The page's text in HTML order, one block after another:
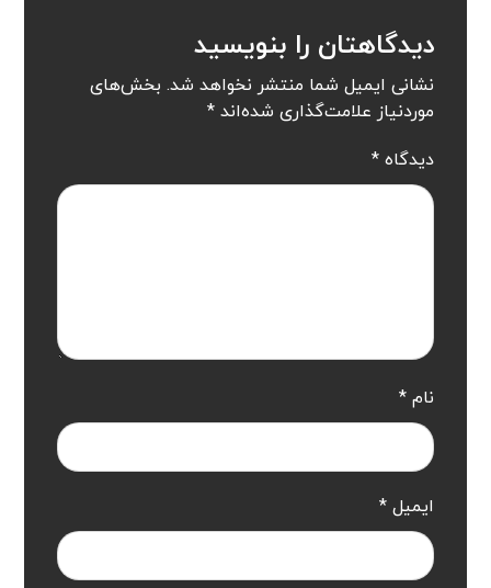
دیدگاهتان را بنویسید
نشانی ایمیل شما منتشر نخواهد شد. بخش‌های
موردنیاز علامت‌گذاری شده‌اند*
دیدگاه*
نام*
ایمیل*